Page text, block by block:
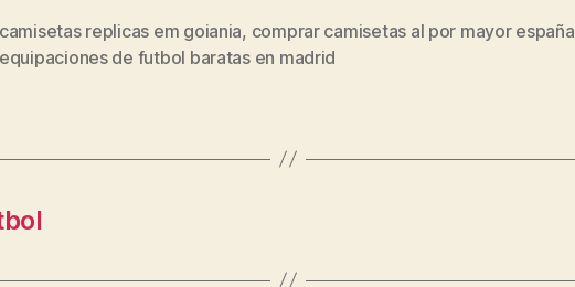
camisetas replicas em goiania, comprar camisetas al por mayor españa
equipaciones de futbol baratas en madrid